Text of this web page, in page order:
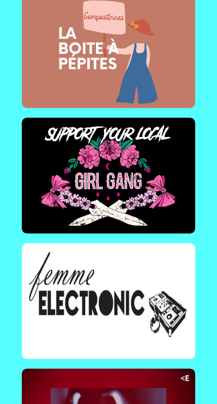
Support your local girl gang
France - Montpellier | Collectif & Media Féminin
non-binaire, Queer , pluri & transdisciplinaire.
En savoir plus !
Femme electronic
Afrique de l'est | Plateforme ressource
(visibilité, workshops, ...) pour les femmes DJ et
les productrices de musique électronique.
En savoir plus !
She makes noise festival
Madrid - Espagne | Né du collectif du même
nom, ce festival valorise des artistes femmes
qui sont impliquées dans les musiques
électroniques et le cinéma expérimental dans
une perspective de genre.
Grenoble mixing girls club